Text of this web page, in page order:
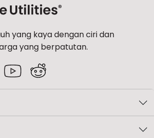
yang kaya dengan ciri dan
yang berpatutan.